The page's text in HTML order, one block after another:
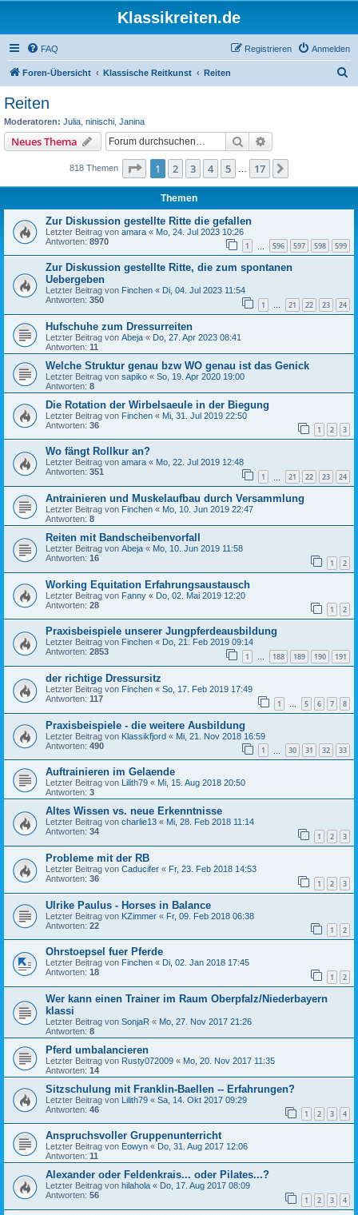
Klassikreiten.de
FAQ Anmelden
Registrieren
Foren-Übersicht Klassische Reitkunst Reiten
Reiten
Moderatoren: Julia ninischi Janina
Neues Thema Suche
818 Themen Seite 1von 17
1 2 3 4 5 17
Themen
Zur Diskussion gestellte Ritte die gefallen
Letzter Beitrag von amara « Mo, 24. Jul 2023 10:26
Antworten: 8970 1 596 597 598 599
Zur Diskussion gestellte Ritte, die zum spontanen
Uebergeben
Letzter Beitrag von Finchen « Di, 04. Jul 2023 11:54
Antworten: 350 1 … 21 22 23 24
Hufschuhe zum Dressurreiten
Letzter Beitrag von Abeja « Do, 27. Apr 2023 08:41
Antworten: 11
Welche Struktur genau bzw WO genau ist das Genick
Letzter Beitrag von sapiko « So, 19. Apr 2020 19:00
Antworten: 8
Die Rotation der Wirbelsaeule in der Biegung
Letzter Beitrag von Finchen « Mi, 31. Jul 2019 22:50
Antworten: 36 1 2 3
Wo fängt Rollkur an?
Letzter Beitrag von amara « Mo, 22. Jul 2019 12:48
Antworten: 351 1 21 22 23 24
Antrainieren und Muskelaufbau durch Versammlung
Letzter Beitrag von Finchen « Mo, 10. Jun 2019 22:47
Antworten: 8
Reiten mit Bandscheibenvorfall
Letzter Beitrag von Abeja « Mo, 10. Jun 2019 11:58
Antworten: 16 1 2
Working Equitation Erfahrungsaustausch
Letzter Beitrag von Fanny « Do, 02. Mai 2019 12:20
Antworten: 28 1 2
Praxisbeispiele unserer Jungpferdeausbildung
Letzter Beitrag von Finchen « Do, 21. Feb 2019 09:14
Antworten: 2853 1 … 188 189 190 191
der richtige Dressursitz
Letzter Beitrag von Finchen « So, 17. Feb 2019 17:49
Antworten: 117 1 … 5 6 7 8
Praxisbeispiele - die weitere Ausbildung
Letzter Beitrag von Klassikfjord « Mi, 21. Nov 2018 16:59
Antworten: 490 1 30 31 32 33
Auftrainieren im Gelaende
Letzter Beitrag von Lilith79 « Mi, 15. Aug 2018 20:50
Antworten: 3
Altes Wissen vs. neue Erkenntnisse
Letzter Beitrag von charlie13 « Mi, 28. Feb 2018 11:14
Antworten: 34 1 2 3
Probleme mit der RB
Letzter Beitrag von Caducifer « Fr, 23. Feb 2018 14:53
Antworten: 36 1 2 3
Ulrike Paulus - Horses in Balance
Letzter Beitrag von KZimmer « Fr, 09. Feb 2018 06:38
Antworten: 22 1 2
Ohrstoepsel fuer Pferde
Letzter Beitrag von Finchen « Di, 02. Jan 2018 17:45
Antworten: 18 1 2
Wer kann einen Trainer im Raum Oberpfalz/Niederbayern
klassi
Letzter Beitrag von SonjaR « Mo, 27. Nov 2017 21:26
Antworten: 8
Pferd umbalancieren
Letzter Beitrag von Rusty072009 « Mo, 20. Nov 2017 11:35
Antworten: 14
Sitzschulung mit Franklin-Baellen -- Erfahrungen?
Letzter Beitrag von Lilith79 « Sa, 14. Okt 2017 09:29
Antworten: 46 1 2 3 4
Anspruchsvoller Gruppenunterricht
Letzter Beitrag von Eowyn « Do, 31. Aug 2017 12:06
Antworten: 11
Alexander oder Feldenkrais... oder Pilates...?
Letzter Beitrag von hilahola « Do, 17. Aug 2017 08:09
Antworten: 56 1 2 3 4